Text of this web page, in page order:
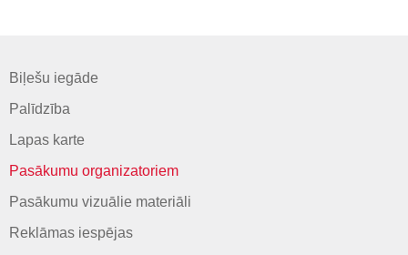
Biļešu iegāde
Palīdzība
Lapas karte
Pasākumu organizatoriem
Pasākumu vizuālie materiāli
Reklāmas iespējas